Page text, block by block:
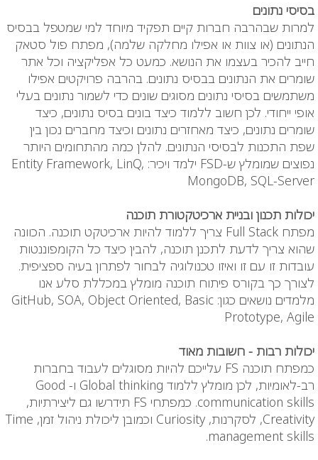
בסיסי נתונים
למרות שבהרבה חברות קיים תפקיד מיוחד למי שמטפל בבסיס
הנתונים (או צוות או אפילו מחלקה שלמה), מפתח פול סטאק
חייב להכיר בעצמו את הנושא. כמעט כל אפליקציה וכל אתר
שומרים את הנתונים בבסיס נתונים. בהרבה פרויקטים אפילו
משתמשים בסיסי נתונים מסוגים שונים כדי לשמור נתונים בעלי
אופי ייחודי. לכן חשוב ללמוד כיצד בונים בסיס נתונים, כיצד
שומרים נתונים, כיצד מאחזרים נתונים וכיצד מחברים נכון בין
שפת התכנות לבסיסי הנתונים. להלן כמה מהתחומים היותר
נפוצים שמומלץ ש-FSD ילמד ויכיר: Entity Framework, LinQ,
MongoDB, SQL-Server
יכולות תכנון ובניית ארכיטקטורת תוכנה
מפתח Full Stack צריך ללמוד להיות ארכיטקט תוכנה. הכוונה
שהוא צריך לדעת לתכנן תוכנה, להבין כיצד כל הקומפוננטות
עובדות זו עם זו ואיזו טכנולוגיה לבחור לפתרון בעיה ספציפית.
לצורך כך בקורס פיתוח תוכנה מומלץ במכללת סלע אנו
מלמדים נושאים כגון: GitHub, SOA, Object Oriented, Basic
Prototype, Agile
יכולות רבות - חשובות מאוד
כמפתח תוכנה FS עלייכם להיות מסוגלים לעבוד בחברות
רב-לאומיות, לכן מומלץ ללמוד Global thinking ו- Good
communication skills. כמפתחי FS תידרשו גם ליצירתיות,
Creativity, לסקרנות, Curiosity וכמובן ליכולת ניהול זמן, Time
management skills.